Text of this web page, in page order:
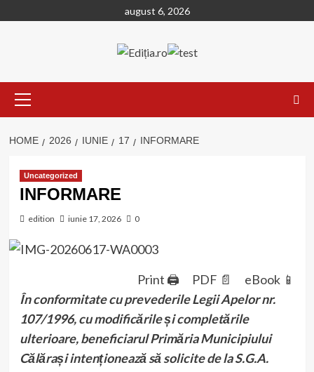
to
august 6, 2026
Menu
HOME 2026 IUNIE 17 INFORMARE
Uncategorized
INFORMARE
edition iunie 17, 2026 0
Print 🖨 PDF 📄
eBook 📱
În conformitate cu prevederile Legii Apelor nr.
107/1996, cu modificările și completările
ulterioare, beneficiarul Primăria Municipiului
Călărași intenționează să solicite de la S.G.A.